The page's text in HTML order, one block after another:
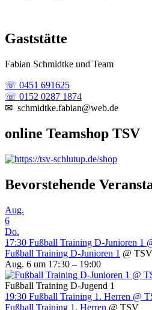
Gaststätte
Fabian Schmidtke und Team
☏ 0451 691625
☏ 0152 0287 1874
✉ schmidtke.fabian@web.de
online Teamshop TSV
Bevorstehende
Aug.
6
Do.
17:30 Fußball Training D-Junioren 1
Fußball Training D-Junioren 1 @ TSV
Aug. 6 um 17:30 – 19:00
Fußball Training D-Jugend 1
19:30 Fußball Training 1. Herren @
Fußball Training 1. Herren @ TSV